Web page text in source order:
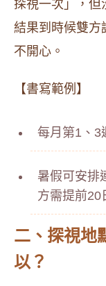
探視一次」，但
結果到時候雙方
不開心。
【書寫範例】
每月第1、3
暑假可安排
方需提前20
二、探視地
以？